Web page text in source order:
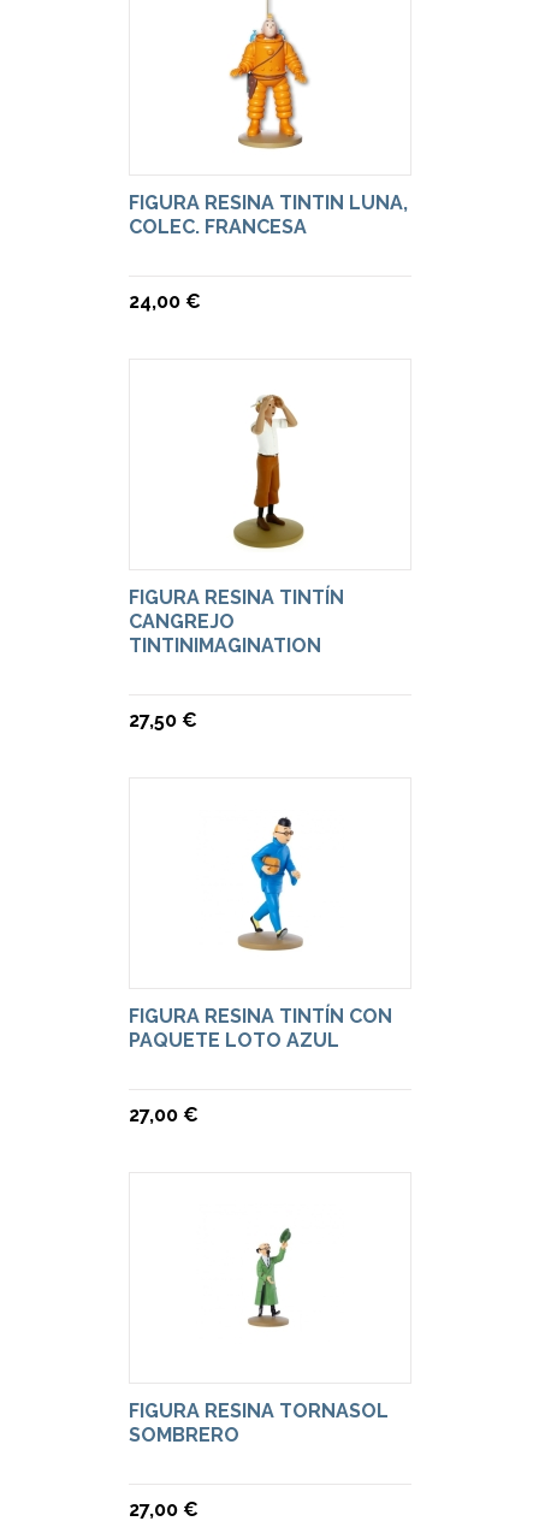
FIGURA RESINA TINTIN LUNA,
COLEC. FRANCESA
24,00 €
FIGURA RESINA TINTÍN
CANGREJO
TINTINIMAGINATION
27,50 €
FIGURA RESINA TINTÍN CON
PAQUETE LOTO AZUL
27,00 €
FIGURA RESINA TORNASOL
SOMBRERO
27,00 €